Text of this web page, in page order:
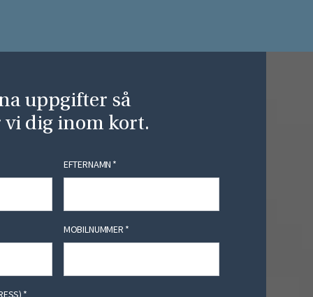
uppgifter så
dig inom kort.
EFTERNAMN *
MOBILNUMMER *
*